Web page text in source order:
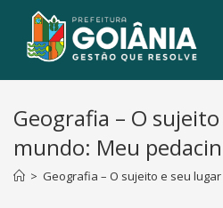
Geografia – O
mundo: Meu
> Geografia – O sujeito e seu